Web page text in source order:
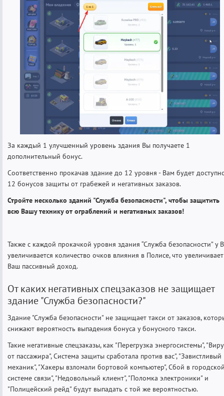
За каждый 1 улучшенный уровень здания Вы получаете 1
дополнительный бонус.
Соответственно прокачав здание до 12 уровня - Вам будет
12 бонусов защиты от грабежей и негативных заказов.
Стройте несколько зданий "Служба безопасности", чтобы защитить
всю Вашу технику от ограблений и негативных заказов!
Также с каждой прокачкой уровня здания “Служба безопасности” у
увеличивается количество очков влияния в Полисе, что увеличивает
Ваш пассивный доход.
От каких негативных спецзаказов не защищает
здание "Служба безопасности?"
Здание "Служба безопасности" не защищает такси от заказов,
снижают вероятность выпадения бонуса у бонусного такси.
Такие негативные спецзаказы, как "Перегрузка энергосистемы",
от пассажира", Система защиты сработала против вас", "Завистливый
механик", "Хакеры взломали бортовой компьютер", Сбой в
системе связи", "Недовольный клиент", "Поломка электроники" и
"Полицейский рейд" будут выпадать с той же вероятностью.